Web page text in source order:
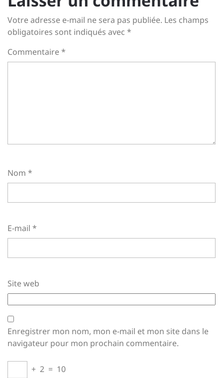
Votre adresse e-mail ne sera pas publiée. Les champs
obligatoires sont indiqués avec *
Commentaire*
Nom *
E-mail *
Site web
Enregistrer mon nom, mon e-mail et mon site dans le
navigateur pour mon prochain commentaire.
+ 2 = 10